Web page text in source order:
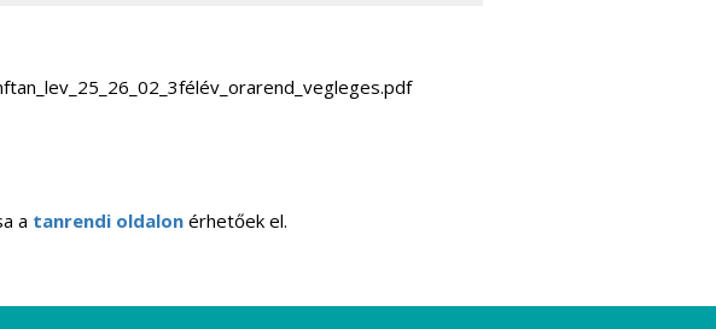
a tanrendi oldalonérhetőek el.